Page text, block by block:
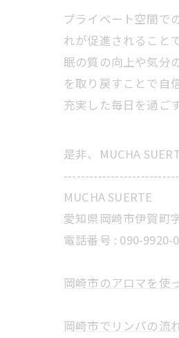
プライベート空間で
れが促進されること
眠の質の向上や気分
を取り戻すことで自
充実した毎日を過ご
是非、MUCHA
MUCHA SUERTE
愛知県岡崎市伊賀町
電話番号 : 090-9920-
岡崎市のアロマを使
岡崎市でリンパの流